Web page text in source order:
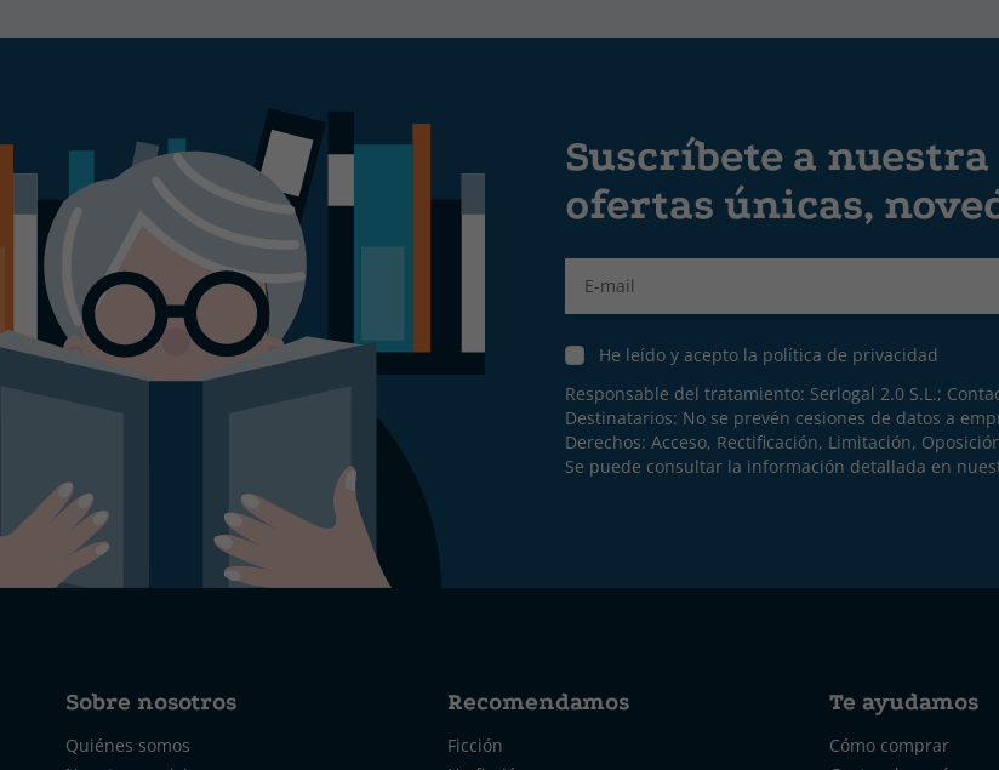
Suscríbete a
ofertas únicas,
He leído y acepto la política de privacidad
Responsable del tratamiento: Serlogal 2.0 S.L.;
Destinatarios: No se prevén cesiones de datos a
Derechos: Acceso, Rectificación, Limitación,
Se puede consultar la información detallada en
Sobre nosotros
Quiénes somos
Recomendamos
Ficción
Te ayudamos
Cómo comprar